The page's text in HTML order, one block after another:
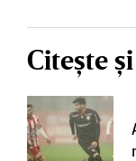
Citește și